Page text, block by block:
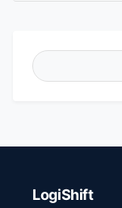
LogiShift